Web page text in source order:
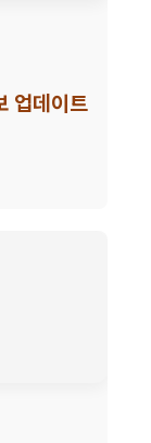
업데이트